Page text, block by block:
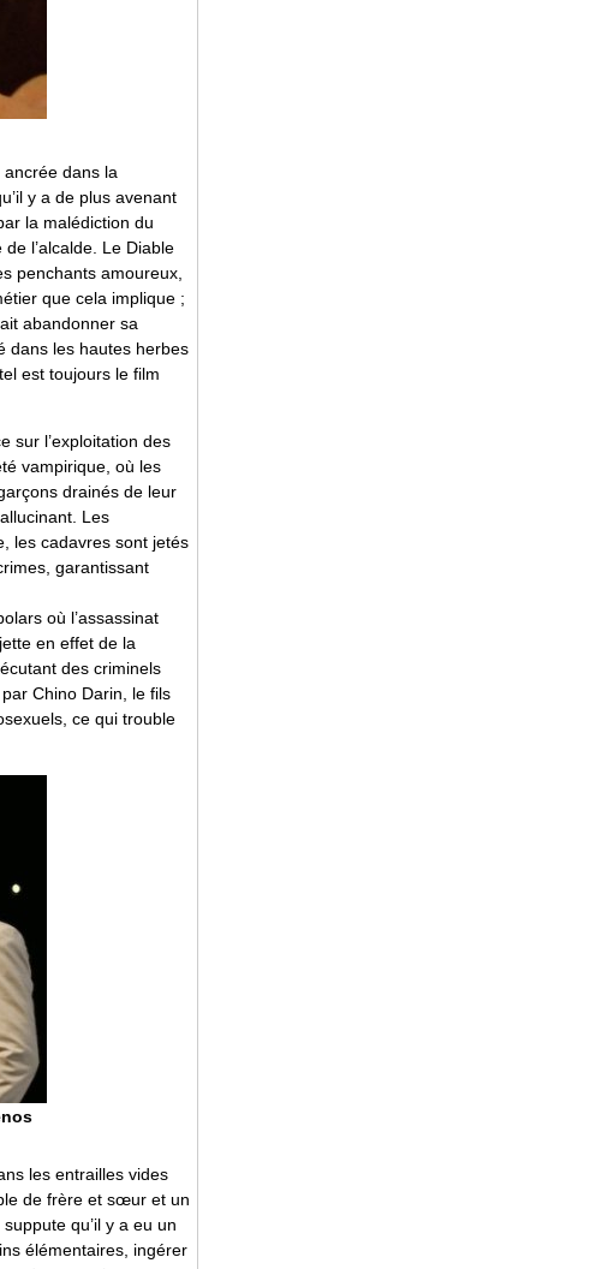
dans la
y a de plus avenant
la malédiction du
l’alcalde. Le Diable
penchants amoureux,
que cela implique ;
abandonner sa
dans les hautes herbes
est toujours le film
sur l’exploitation des
vampirique, où les
drainés de leur
Les
les cadavres sont jetés
garantissant
où l’assassinat
en effet de la
des criminels
Chino Darin, le fils
ce qui trouble
les entrailles vides
de frère et sœur et un
qu’il y a eu un
élémentaires, ingérer